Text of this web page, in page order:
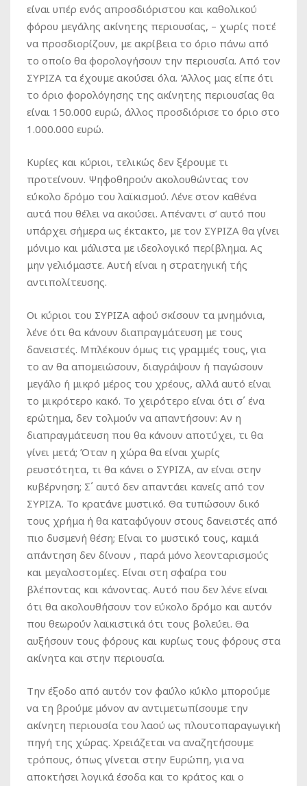
είναι υπέρ ενός απροσδιόριστου και καθολικού
φόρου μεγάλης ακίνητης περιουσίας, – χωρίς ποτέ
να προσδιορίζουν, με ακρίβεια το όριο πάνω από
το οποίο θα φορολογήσουν την περιουσία. Από τον
ΣΥΡΙΖΑ τα έχουμε ακούσει όλα. Άλλος μας είπε ότι
το όριο φορολόγησης της ακίνητης περιουσίας θα
είναι 150.000 ευρώ, άλλος προσδιόρισε το όριο στο
1.000.000 ευρώ.
Κυρίες και κύριοι, τελικώς δεν ξέρουμε τι
προτείνουν. Ψηφοθηρούν ακολουθώντας τον
εύκολο δρόμο του λαϊκισμού. Λένε στον καθένα
αυτά που θέλει να ακούσει. Απέναντι σ’ αυτό που
υπάρχει σήμερα ως έκτακτο, με τον ΣΥΡΙΖΑ θα γίνει
μόνιμο και μάλιστα με ιδεολογικό περίβλημα. Ας
μην γελιόμαστε. Αυτή είναι η στρατηγική τής
αντιπολίτευσης.
Οι κύριοι του ΣΥΡΙΖΑ αφού σκίσουν τα μνημόνια,
λένε ότι θα κάνουν διαπραγμάτευση με τους
δανειστές. Μπλέκουν όμως τις γραμμές τους, για
το αν θα απομειώσουν, διαγράψουν ή παγώσουν
μεγάλο ή μικρό μέρος του χρέους, αλλά αυτό είναι
το μικρότερο κακό. Το χειρότερο είναι ότι σ΄ ένα
ερώτημα, δεν τολμούν να απαντήσουν: Αν η
διαπραγμάτευση που θα κάνουν αποτύχει, τι θα
γίνει μετά; Όταν η χώρα θα είναι χωρίς
ρευστότητα, τι θα κάνει ο ΣΥΡΙΖΑ, αν είναι στην
κυβέρνηση; Σ΄ αυτό δεν απαντάει κανείς από τον
ΣΥΡΙΖΑ. Το κρατάνε μυστικό. Θα τυπώσουν δικό
τους χρήμα ή θα καταφύγουν στους δανειστές από
πιο δυσμενή θέση; Είναι το μυστικό τους, καμιά
απάντηση δεν δίνουν , παρά μόνο λεονταρισμούς
και μεγαλοστομίες. Είναι στη σφαίρα του
βλέποντας και κάνοντας. Αυτό που δεν λένε είναι
ότι θα ακολουθήσουν τον εύκολο δρόμο και αυτόν
που θεωρούν λαϊκιστικά ότι τους βολεύει. Θα
αυξήσουν τους φόρους και κυρίως τους φόρους στα
ακίνητα και στην περιουσία.
Την έξοδο από αυτόν τον φαύλο κύκλο μπορούμε
να τη βρούμε μόνον αν αντιμετωπίσουμε την
ακίνητη περιουσία του λαού ως πλουτοπαραγωγική
πηγή της χώρας. Χρειάζεται να αναζητήσουμε
τρόπους, όπως γίνεται στην Ευρώπη, για να
αποκτήσει λογικά έσοδα και το κράτος και ο